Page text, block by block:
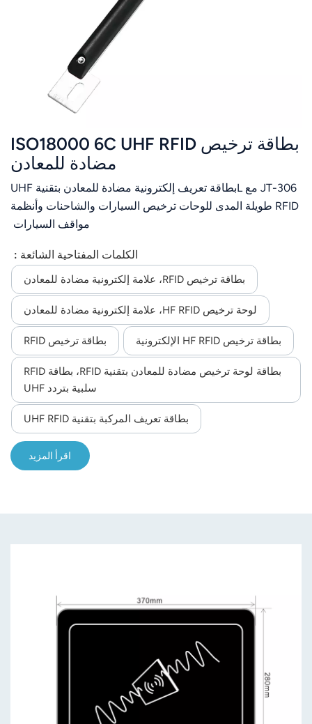
بطاقة ترخيص ISO18000 6C UHF RFID
مضادة للمعادن
JT-306 مع Lبطاقة تعريف إلكترونية مضادة للمعادن بتقنية UHF
RFID طويلة المدى للوحات ترخيص السيارات والشاحنات وأنظمة
مواقف السيارات
الكلمات المفتاحية الشائعة :
بطاقة ترخيص RFID، علامة إلكترونية مضادة للمعادن
لوحة ترخيص HF RFID، علامة إلكترونية مضادة للمعادن
بطاقة ترخيص HF RFID الإلكترونية بطاقة ترخيص RFID
بطاقة لوحة ترخيص مضادة للمعادن بتقنية RFID، بطاقة RFID
سلبية بتردد UHF
بطاقة تعريف المركبة بتقنية UHF RFID
اقرأ المزيد